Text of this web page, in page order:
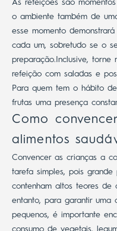
As refeições são
o ambiente também de
esse momento
cada um, sobretudo se o
preparação. Inclusive,
refeição com saladas e
Para quem tem o hábito
frutas uma presença
Como
alimentos
Convencer as crianças a
tarefa simples, pois
contenham altos teores de
entanto, para garantir uma
pequenos, é importante
consumo de vegetais,